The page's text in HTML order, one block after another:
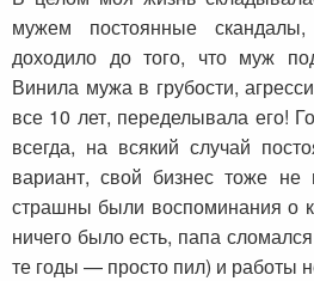
мужем постоянные
доходило до того, что муж
Винила мужа в грубости,
все 10 лет, переделывала его!
всегда, на всякий случай
вариант, свой бизнес тоже не
страшны были воспоминания о
ничего было есть, папа
те годы — просто пил) и работы